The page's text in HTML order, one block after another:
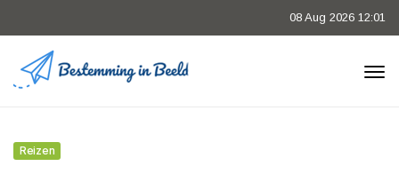
08 Aug 2026 12:01
Reizen